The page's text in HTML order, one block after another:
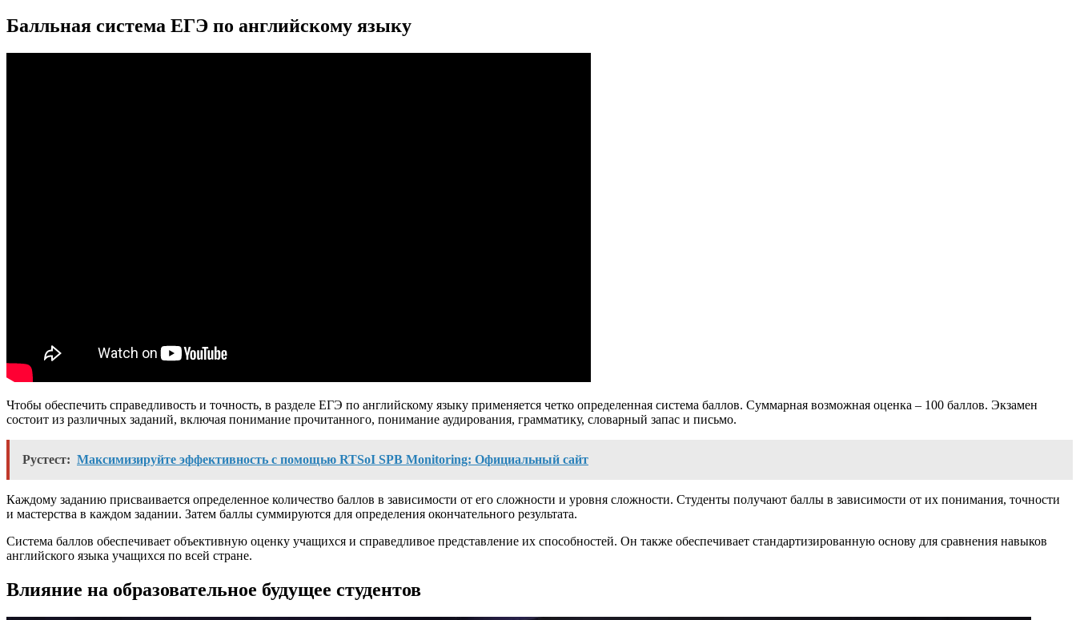
Балльная система ЕГЭ по английскому языку
Чтобы обеспечить справедливость и точность, в разделе ЕГЭ по английскому языку применяется четко определенная система баллов. Суммарная возможная оценка – 100 баллов. Экзамен
состоит из различных заданий, включая понимание прочитанного, понимание аудирования, грамматику, словарный запас и письмо.
Рустест: Максимизируйте эффективность с помощью RTSoI SPB Monitoring: Официальный сайт
Каждому заданию присваивается определенное количество баллов в зависимости от его сложности и уровня сложности. Студенты получают баллы в зависимости от их понимания, точности
и мастерства в каждом задании. Затем баллы суммируются для определения окончательного результата.
Система баллов обеспечивает объективную оценку учащихся и справедливое представление их способностей. Он также обеспечивает стандартизированную основу для сравнения навыков
английского языка учащихся по всей стране.
Влияние на образовательное будущее студентов